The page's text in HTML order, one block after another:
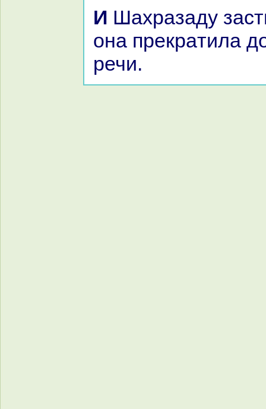
И Шахpaзаду застигло утро, и
онa прекpaтила
речи.